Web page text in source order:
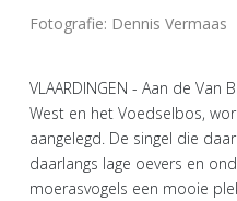
Fotografie: Dennis Vermaas
VLAARDINGEN - Aan de
West en het Voedselbos,
aangelegd. De singel die
daarlangs lage oevers en
moerasvogels een mooie